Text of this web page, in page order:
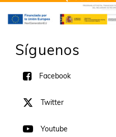
Síguenos
Facebook
Twitter
Youtube